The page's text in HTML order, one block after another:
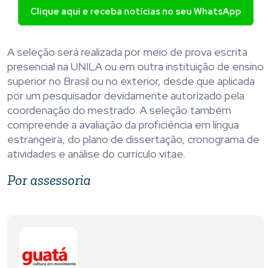
Clique aqui e receba notícias no seu WhatsApp
A seleção será realizada por meio de prova escrita
presencial na UNILA ou em outra instituição de ensino
superior no Brasil ou no exterior, desde que aplicada
por um pesquisador devidamente autorizado pela
coordenação do mestrado. A seleção também
compreende a avaliação da proficiência em língua
estrangeira, do plano de dissertação, cronograma de
atividades e análise do currículo vitae.
Por assessoria